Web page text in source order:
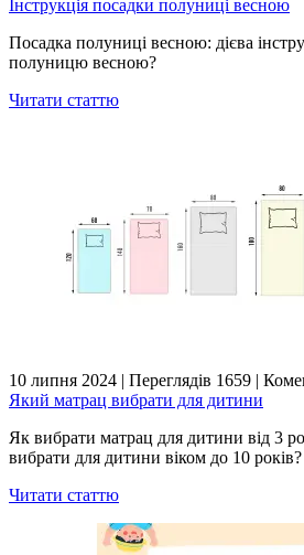
Інструкція посадки полуниці весною
Посадка полуниці весною: дієва
полуницю весною?
Читати статтю
10 липня 2024 | Переглядів 1659 |
Який матрац вибрати для дитини
Як вибрати матрац для дитини від 3
вибрати для дитини віком до 10 років?
Читати статтю